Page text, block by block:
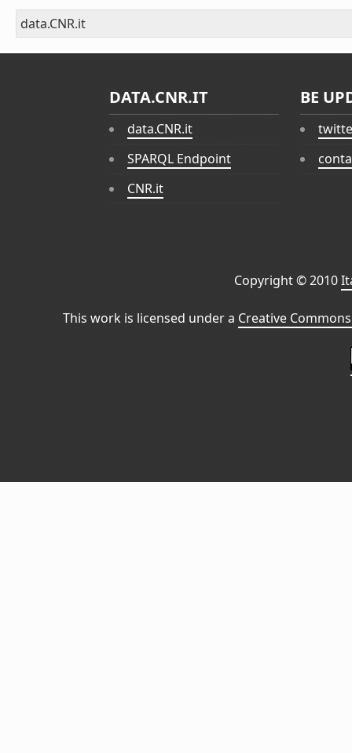
data.CNR.it
DATA.CNR.IT
data.CNR.it
SPARQL Endpoint
CNR.it
BE
Copyright © 2010
This work is licensed under a Creative